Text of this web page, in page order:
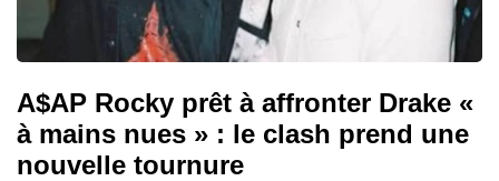
A$AP Rocky prêt à affronter Drake «
à mains nues » : le clash prend une
nouvelle tournure